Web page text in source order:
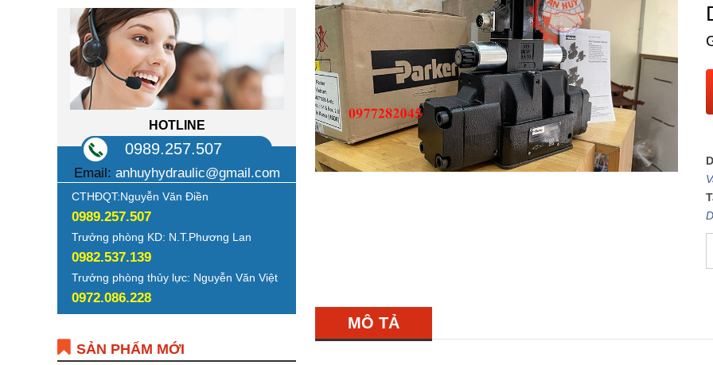
MÔ TẢ
HOTLINE
0989.257.507
Email: anhuyhydraulic@gmail.com
CTHĐQT:Nguyễn Văn Điền
0989.257.507
Trưởng phòng KD: N.T.Phương Lan
0982.537.139
Trưởng phòng thủy lực: Nguyễn Văn Việt
0972.086.228
SẢN PHẨM MỚI